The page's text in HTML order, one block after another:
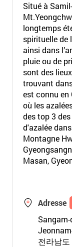
Situé à
longtemps
spirituelle de
ainsi dans
pluie ou de
sont des
trouvant
est connu en
où les
des top 3
d'azalée
Montagne
Masan,
Adresse
전라남